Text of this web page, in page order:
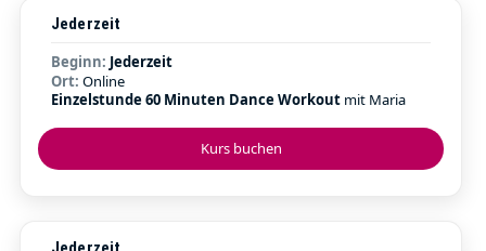
Kurs buchen
Jederzeit
Beginn: Jederzeit
Ort: Online
Einzelstunde 60 Minuten Dance Workout mit Maria